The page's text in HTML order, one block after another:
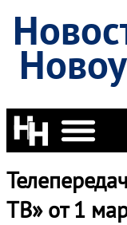
ТВ» от 1